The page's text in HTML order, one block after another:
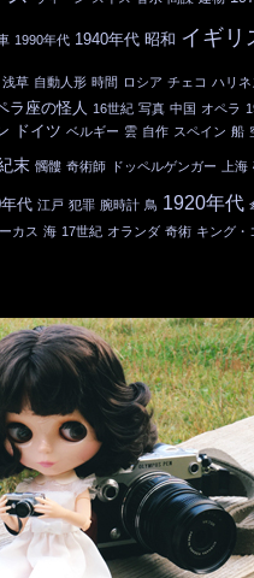
1990年代 1940年代 昭和 イギリ
浅草 自動人形 時間 ロシア チェコ ハリネ
ラ座の怪人 16世紀 写真 中国 オペラ
ドイツ ベルギー 雲 自作 スペイン 船
末 髑髏 奇術師 ドッペルゲンガー 上海
代 江戸 犯罪 腕時計 鳥 1920年代
カス 海 17世紀 オランダ 奇術 キング・